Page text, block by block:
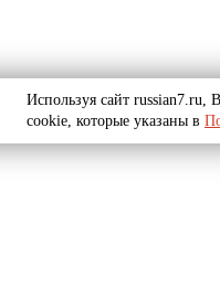
Используя сайт russian7.ru,
cookie, которые указаны в